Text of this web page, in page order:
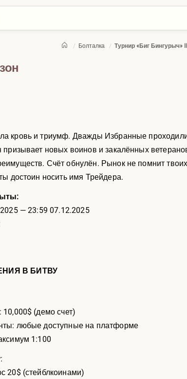
/ Болталка / Турнир «Биг Бингурыч»
кровь и триумф. Дважды Избранные проходили
призывает новых воинов и закалённых
Счёт обнулён. Рынок не помнит твоих
достоин носить имя Трейдера.
— 23:59 07.12.2025
В БИТВУ
(демо счет)
любые доступные на платформе
1:100
20$ (стейблкоинами)